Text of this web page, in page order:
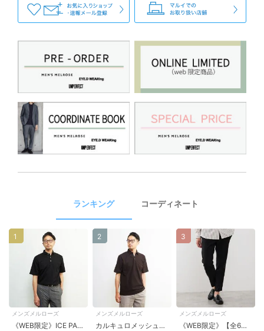
ランキング コーディネート
メンズメルローズ
《WEB限定》ICE PACK NYLON ホリゾンタルカラーポロシャツ | 接触冷感 / 速乾
1
メンズメルローズ
カルキュロメッシュスッキパーポロシャツ
2
メンズメルローズ
《WEB限定》【全6サイズ×5色展開】ハイストレッチアンクルテーパードパンツ
3